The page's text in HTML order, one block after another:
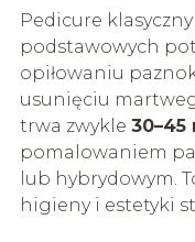
Pedicure
podstawowych
opiłowaniu
usunięciu
trwa zwykle 30–45
pomalowaniem
lub hybrydowym.
higieny i estetyki